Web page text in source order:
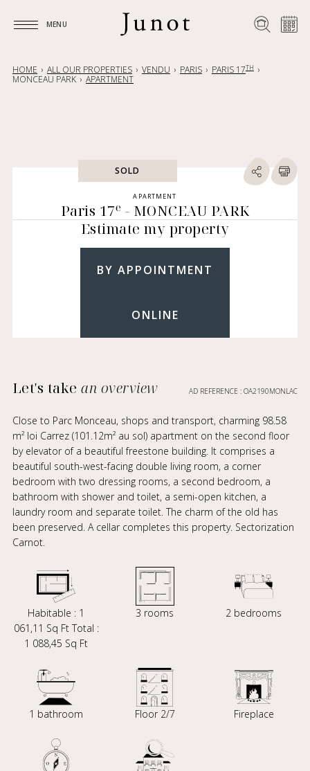
MENU
HOME ALL OUR PROPERTIES VENDU PARIS PARIS 17TH
MONCEAU PARK APARTMENT
SOLD
APARTMENT
Paris 17e - MONCEAU PARK
Estimate my property
BY APPOINTMENT
ONLINE
Let's takean overview AD REFERENCE : OA2190MONLAC
Close to Parc Monceau, shops and transport, charming 98.58
m² loi Carrez (101.12m² au sol) apartment on the second floor
by elevator of a beautiful freestone building. It comprises a
beautiful south-west-facing double living room, a corner
bedroom with two dressing rooms, a second bedroom, a
bathroom with shower and toilet, a semi-open kitchen, a
laundry room and separate toilet. The charm of the old has
been preserved. A cellar completes this property. Sectorization
Carnot.
Habitable : 1
061,11 Sq Ft Total :
1 088,45 Sq Ft
3 rooms 2 bedrooms
1 bathroom Floor 2/7 Fireplace